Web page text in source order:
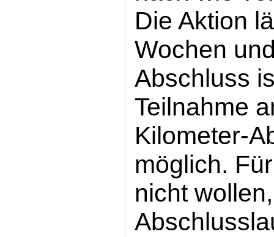
Die Aktion
Wochen
Abschluss
Teilnahme
Kilometer-
möglich.
nicht